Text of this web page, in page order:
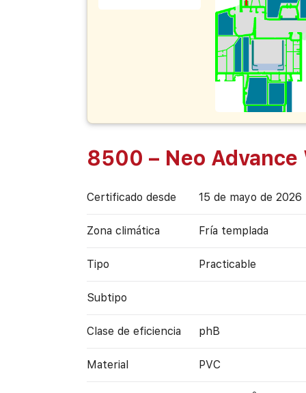
8500 – Neo Advance
Certificado desde 15 de mayo de 2026
Zona climática Fría templada
Tipo Practicable
Subtipo
Clase de eficiencia phB
Material PVC